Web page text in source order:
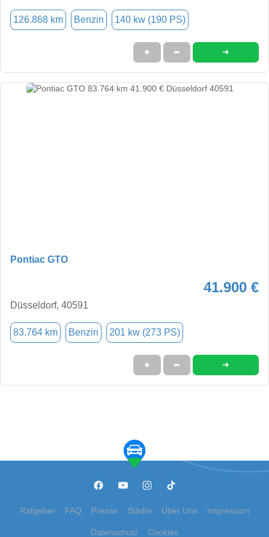
126.868 km Benzin 140 kw (190 PS)
★ ➦ ➜
Pontiac GTO
41.900 €
Düsseldorf, 40591
83.764 km Benzin 201 kw (273 PS)
★ ➦ ➜
Ratgeber FAQ Presse Städte Über Uns Impressum
Datenschutz Cookies